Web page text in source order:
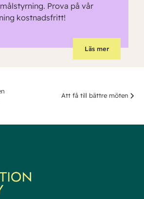
Prova på vår
kostnadsfritt!
Läs mer
Att få till bättre möten